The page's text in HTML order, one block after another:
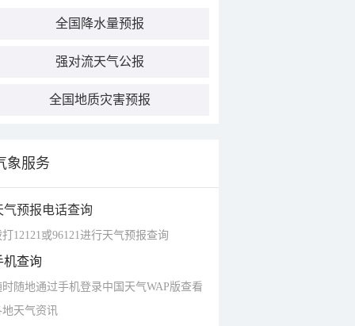
全国降水量预报
强对流天气公报
全国地质灾害预报
象服务
气预报电话查询
打12121或96121进行天气预报查询
机查询
时随地通过手机登录中国天气WAP版查看
地天气资讯